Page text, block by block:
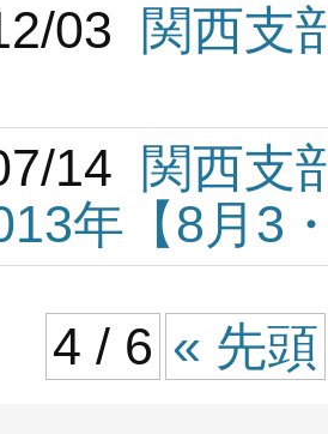
03
関西支
14
関西支
年【8月3
4 / 6 « 先頭